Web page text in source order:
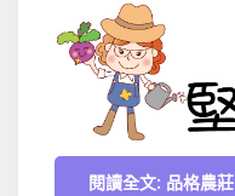
閱讀全文: 品格農